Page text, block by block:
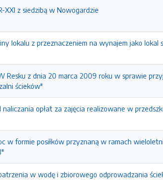
z siedzibą w Nowogardzie
lokalu z przeznaczeniem na wynajem jako lokal
Resku z dnia 20 marca 2009 roku w sprawie
ścieków"
opłat za zajęcia realizowane w
w formie posiłków przyznaną w ramach
w wodę i zbiorowego odprowadzania